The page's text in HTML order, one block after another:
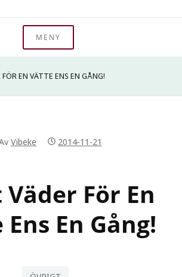
hemsida. Jag heter Vibeke Hyltén-
BERÄTTARE. På den här sidan kan du
MENY
EN VÄTTE ENS EN GÅNG!
Vibeke 2014-11-21
För En
En Gång!